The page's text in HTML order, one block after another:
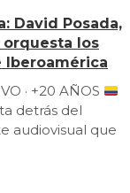
David Posada,
los
Iberoamérica
· +20 AÑOS
detrás del
audiovisual que